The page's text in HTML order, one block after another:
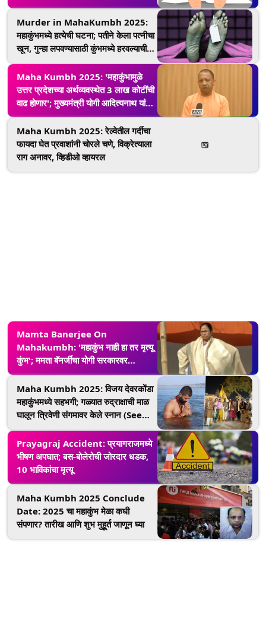
दिली होती माहिती
Murder in MahaKumbh 2025:
महाकुंभमध्ये हत्येची घटना; पतीने केला पत्नीचा
खून, गुन्हा लपवण्यासाठी कुंभमध्ये हरवल्याची
बतावणी, नेमकं घडलं काय?
Maha Kumbh 2025: 'महाकुंभामुळे
उत्तर प्रदेशच्या अर्थव्यवस्थेत 3 लाख कोटींची
वाढ होणार'; मुख्यमंत्री योगी आदित्यनाथ यांचा
दावा
Maha Kumbh 2025: रेल्वेतील गर्दीचा
फायदा घेत प्रवाशांनी चोरले चणे, विक्रेत्याला
राग अनावर, व्हिडीओ व्हायरल
Mamta Banerjee On
Mahakumbh: 'महाकुंभ नाही हा तर मृत्यू
कुंभ'; ममता बॅनर्जींचा योगी सरकारवर
हल्लाबोल
Maha Kumbh 2025: विजय देवरकोंडा
महाकुंभमध्ये सहभगी; गळ्यात रुद्राक्षाची माळ
घालून त्रिवेणी संगमावर केले स्नान (See
Prayagraj Accident: प्रयागराजमध्ये
भीषण अपघात; बस-बोलेरोची जोरदार धडक,
10 भाविकांचा मृत्यू
Maha Kumbh 2025 Conclude
Date: 2025 चा महाकुंभ मेळा कधी
संपणार? तारीख आणि शुभ मुहूर्त जाणून घ्या